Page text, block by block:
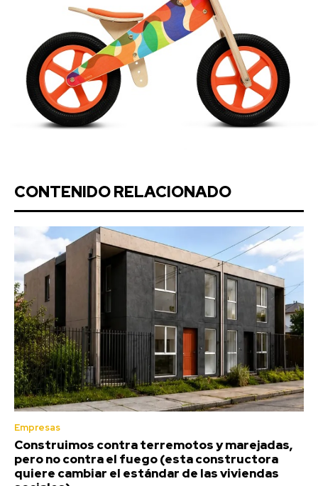
CONTENIDO RELACIONADO
Empresas
Construimos contra terremotos y marejadas,
pero no contra el fuego (esta constructora
quiere cambiar el estándar de las viviendas